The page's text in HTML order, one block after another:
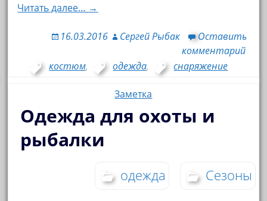
Читать далее… →
16.03.2016 Сергей Рыбак
Оставить
комментарий
костюм, одежда, снаряжение
Заметка
Одежда для охоты и
рыбалки
одежда Сезоны